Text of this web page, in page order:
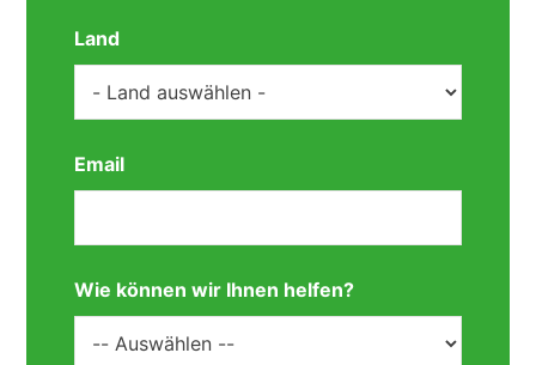
Land
Email
Wie können wir Ihnen helfen?